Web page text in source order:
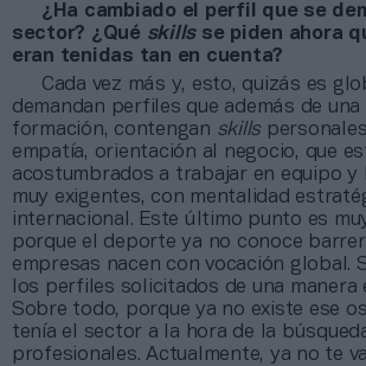
¿Ha cambiado el perfil que se
sector? ¿Qué skillsse piden ahora
eran tenidas tan en cuenta?
Cada vez más y, esto, quizás es
demandan perfiles que además de una
formación, contengan skills
empatía, orientación al negocio, que
acostumbrados a trabajar en equipo y
muy exigentes, con mentalidad
internacional. Este último punto es
porque el deporte ya no conoce
empresas nacen con vocación global.
los perfiles solicitados de una manera
Sobre todo, porque ya no existe ese
tenía el sector a la hora de la
profesionales. Actualmente, ya no te